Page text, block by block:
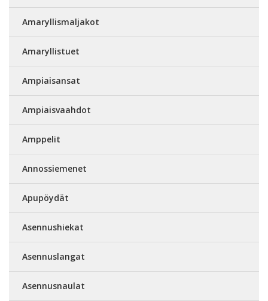
Amaryllismaljakot
Amaryllistuet
Ampiaisansat
Ampiaisvaahdot
Amppelit
Annossiemenet
Apupöydät
Asennushiekat
Asennuslangat
Asennusnaulat